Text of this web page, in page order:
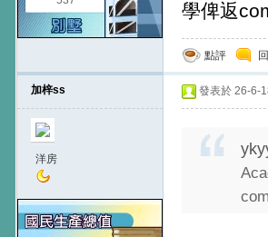
學俾返
點評
加梓ss
洋房
發表於 26-6-